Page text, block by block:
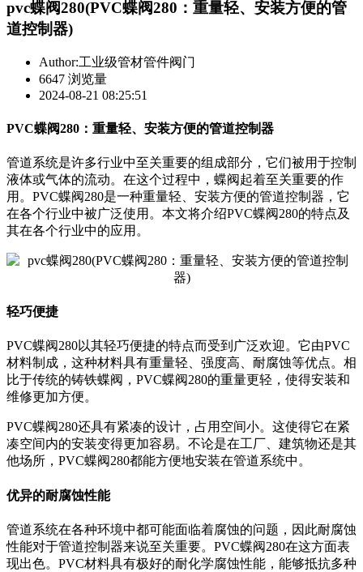
pvc蝶阀280(PVC蝶阀280：重量轻、安装方便的管
道控制器)
Author:工业级管材管件阀门
6647 浏览量
2024-08-21 08:25:51
PVC蝶阀280：重量轻、安装方便的管道控制器
管道系统是许多行业中至关重要的组成部分，它们被用于控制
液体或气体的流动。在这个过程中，蝶阀起着至关重要的作
用。PVC蝶阀280是一种重量轻、安装方便的管道控制器，它
在各个行业中被广泛使用。本文将介绍PVC蝶阀280的特点及
其在各个行业中的应用。
轻巧便捷
PVC蝶阀280以其轻巧便捷的特点而受到广泛欢迎。它由PVC
材料制成，这种材料具有重量轻、强度高、耐腐蚀等优点。相
比于传统的铸铁蝶阀，PVC蝶阀280的重量更轻，使得安装和
维修更加方便。
PVC蝶阀280还具有紧凑的设计，占用空间小。这使得它在紧
凑空间内的安装变得更加容易。不论是在工厂、建筑物还是其
他场所，PVC蝶阀280都能方便地安装在管道系统中。
优异的耐腐蚀性能
管道系统在各种环境中都可能面临着腐蚀的问题，因此耐腐蚀
性能对于管道控制器来说至关重要。PVC蝶阀280在这方面表
现出色。PVC材料具有极好的耐化学腐蚀性能，能够抵抗多种